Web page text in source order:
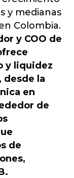
y medianas
Colombia.
y COO de
y liquidez
desde la
en
de
de